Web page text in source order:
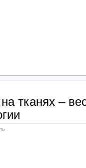
тканях –